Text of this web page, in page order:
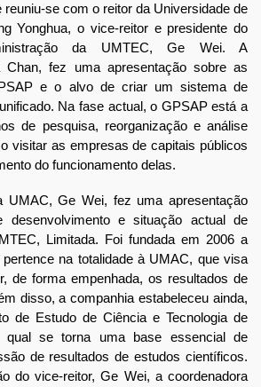
se com o reitor da Universidade de
Yonghua, o vice-reitor e presidente do
da UMTEC, Ge Wei. A
Chan, fez uma apresentação sobre as
e o alvo de criar um sistema de
Na fase actual, o GPSAP está a
de pesquisa, reorganização e análise
visitar as empresas de capitais públicos
do funcionamento delas.
Ge Wei, fez uma apresentação
e situação actual de
Limitada. Foi fundada em 2006 a
na totalidade à UMAC, que visa
de forma empenhada, os resultados de
disso, a companhia estabeleceu ainda,
de Estudo de Ciência e Tecnologia de
qual se torna uma base essencial de
de resultados de estudos científicos.
do vice-reitor, Ge Wei, a coordenadora